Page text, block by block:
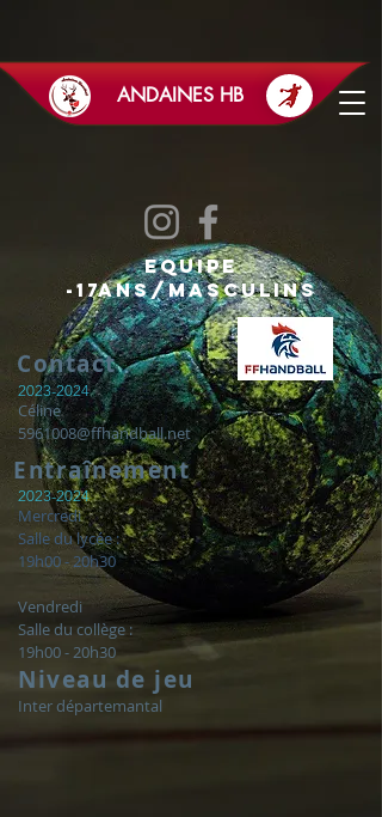
ANDAINES HB
Equipe
-17ans/Masculins
Contact
2023-2024
Céline
5961008@ffhandball.net
Entraînement
2023-2024
Mercredi
Salle du lycée :
19h00 - 20h30
Vendredi
Salle du collège :
19h00 - 20h30
Niveau de jeu
Inter départemantal